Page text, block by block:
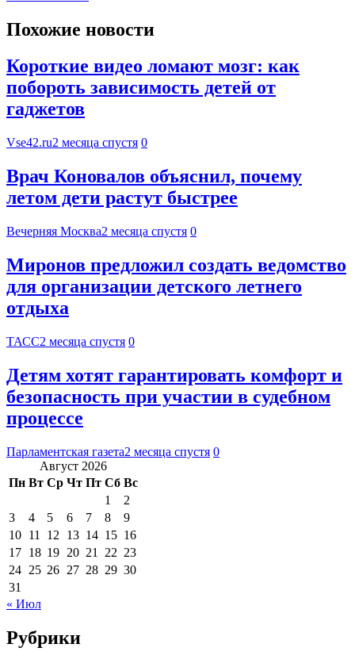
Похожие новости
Короткие видео ломают мозг: как
побороть зависимость детей от
гаджетов
Vse42.ru2 месяца спустя 0
Врач Коновалов объяснил, почему
летом дети растут быстрее
Вечерняя Москва2 месяца спустя 0
Миронов предложил создать ведомство
для организации детского летнего
отдыха
ТАСС2 месяца спустя 0
Детям хотят гарантировать комфорт и
безопасность при участии в судебном
процессе
Парламентская газета2 месяца спустя 0
Август 2026
Пн Вт Ср Чт Пт Сб Вс
1
2
3
4 5 6 7 8
9
10 11 12 13 14 15 16
17 18 19 20 21 22 23
24 25 26 27 28 29 30
31
« Июл
Рубрики